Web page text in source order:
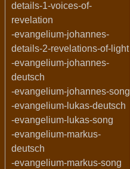
details-1-voices-of-
revelation
-evangelium-johannes-
details-2-revelations-of-light
-evangelium-johannes-
deutsch
-evangelium-johannes-song
-evangelium-lukas-deutsch
-evangelium-lukas-song
-evangelium-markus-
deutsch
-evangelium-markus-song